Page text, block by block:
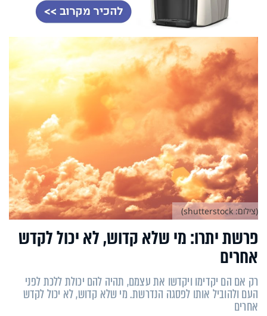
פרשת יתרו: מי שלא קדוש, לא יכול לקדש
אחרים
רק אם הם יקדימו ויקדשו את עצמם, תהיה להם יכולת ללכת לפני
העם ולהוביל אותו לפסגה הנדרשת. מי שלא קדוש, לא יכול לקדש
אחרים
(צילום: shutterstock)